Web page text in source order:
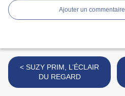
Ajouter un commentaire
< SUZY PRIM, L’ÉCLAIR
DU REGARD